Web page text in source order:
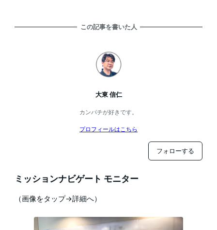
この記事を書いた人
大東 信仁
カンパチが好きです。
プロフィールはこちら
フォローする
ミッションナビゲート モニター
（画像をタップ→詳細へ）